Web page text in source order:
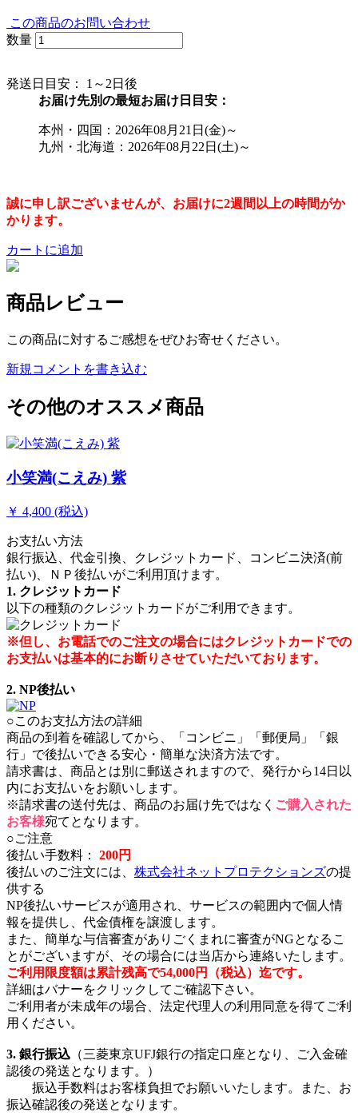
この商品のお問い合わせ
数量
発送日目安： 1～2日後
お届け先別の最短お届け日目安：
本州・四国：2026年08月21日(金)～
九州・北海道：2026年08月22日(土)～
誠に申し訳ございませんが、お届けに2週間以上の時間がか
かります。
カートに追加
商品レビュー
この商品に対するご感想をぜひお寄せください。
新規コメントを書き込む
その他のオススメ商品
小笑満(こえみ) 紫
￥ 4,400 (税込)
お支払い方法
銀行振込、代金引換、クレジットカード、コンビニ決済(前
払い)、ＮＰ後払いがご利用頂けます。
1. クレジットカード
以下の種類のクレジットカードがご利用できます。
※但し、お電話でのご注文の場合にはクレジットカードでの
お支払いは基本的にお断りさせていただいております。
2. NP後払い
○このお支払方法の詳細
商品の到着を確認してから、「コンビニ」「郵便局」「銀
行」で後払いできる安心・簡単な決済方法です。
請求書は、商品とは別に郵送されますので、発行から14日以
内にお支払いをお願いします。
※請求書の送付先は、商品のお届け先ではなく ご購入された
お客様宛てとなります。
○ご注意
後払い手数料：
200円
後払いのご注文には、 株式会社ネットプロテクションズの提
供する
NP後払いサービスが適用され、サービスの範囲内で個人情
報を提供し、代金債権を譲渡します。
また、簡単な与信審査がありごくまれに審査がNGとなるこ
とがございますが、その場合には当店から連絡いたします。
ご利用限度額は累計残高で54,000円（税込）迄です。
詳細はバナーをクリックしてご確認下さい。
ご利用者が未成年の場合、法定代理人の利用同意を得てご利
用ください。
3. 銀行振込 （三菱東京UFJ銀行の指定口座となり、ご入金確
認後の発送となります。）
振込手数料はお客様負担でお願いいたします。また、お
振込確認後の発送となります。